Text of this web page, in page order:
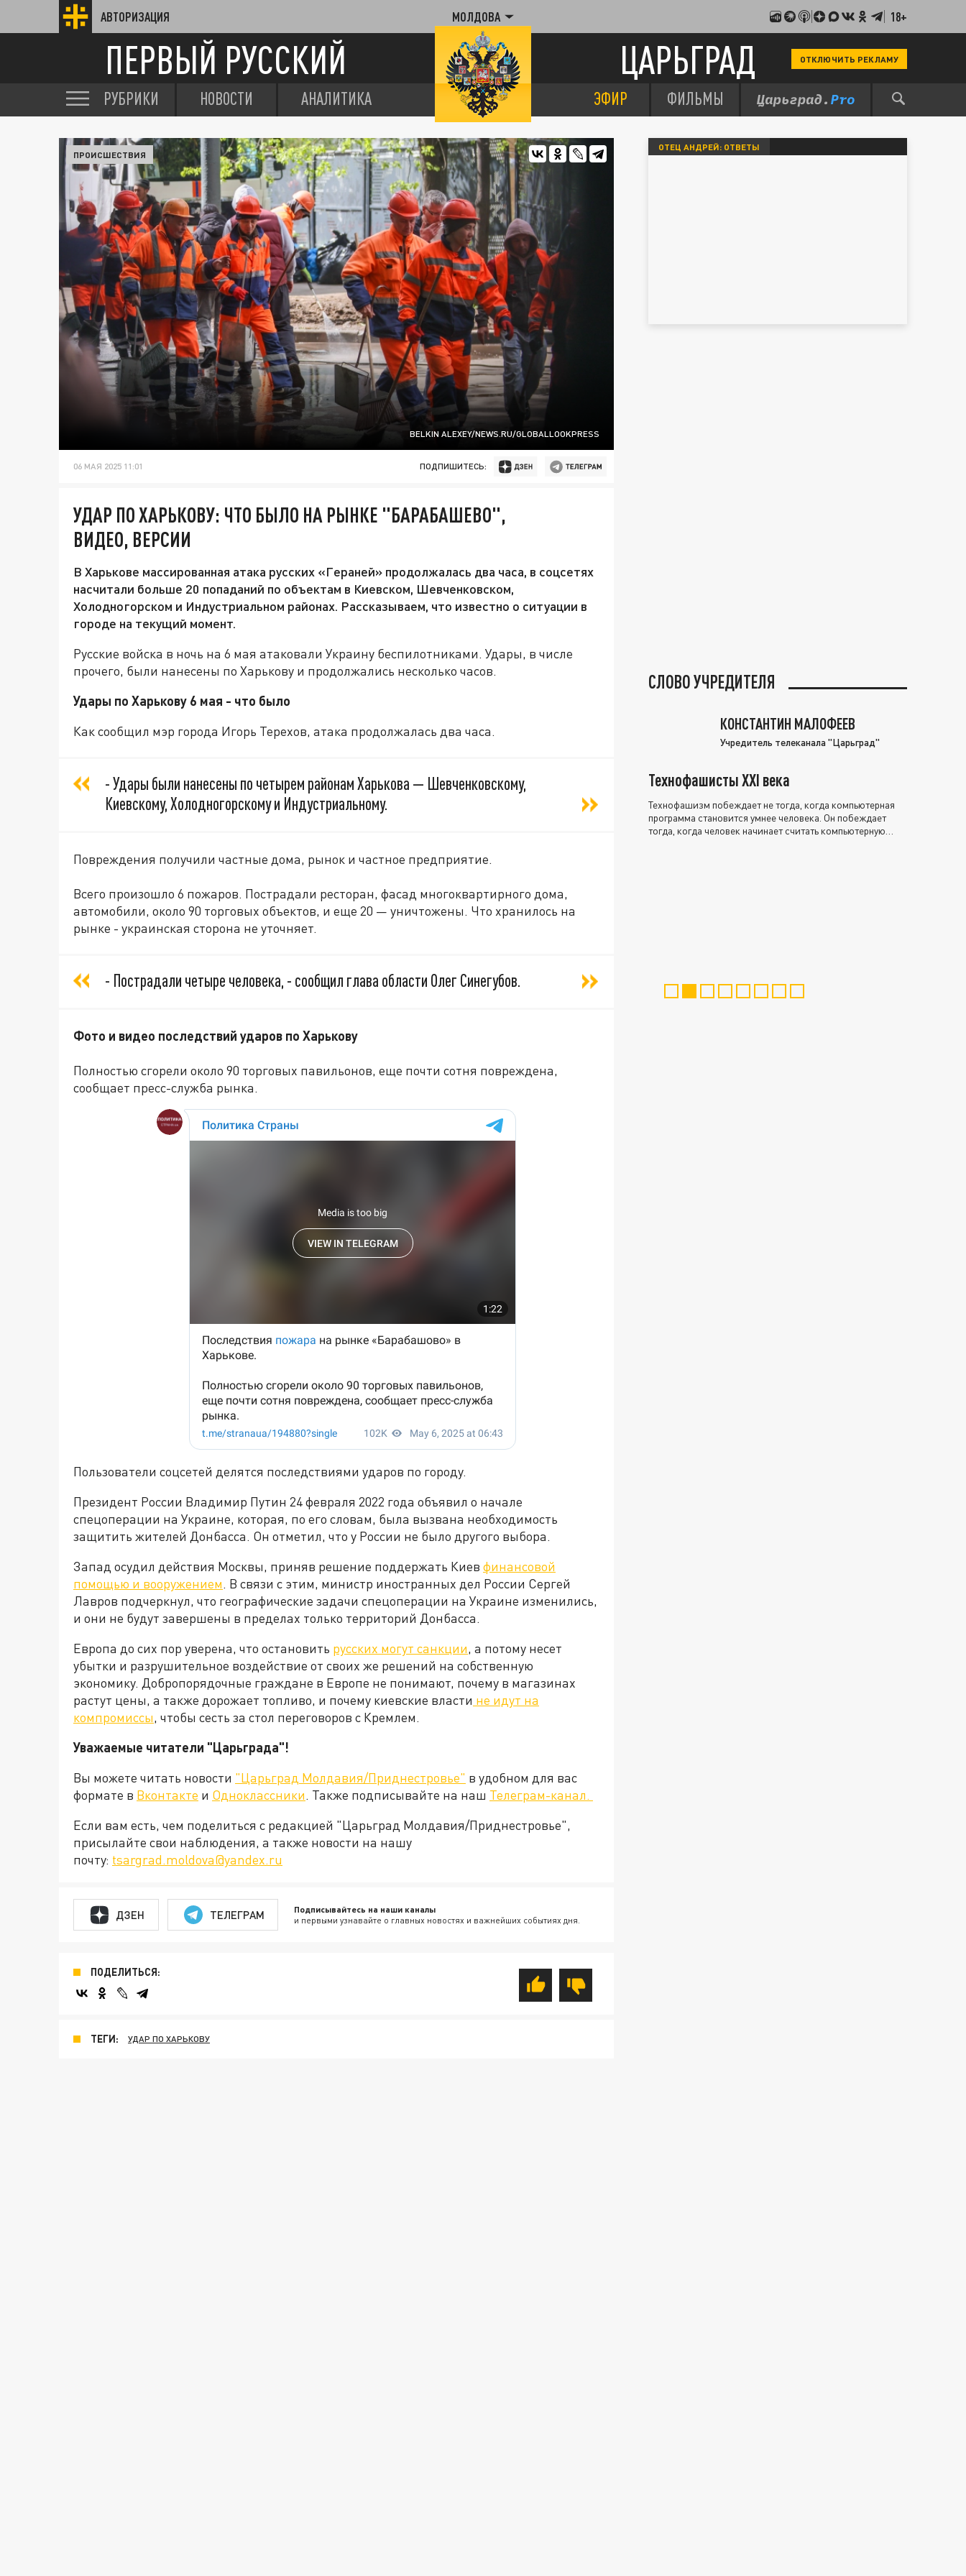
АВТОРИЗАЦИЯ МОЛДОВА 18+
ПЕРВЫЙ РУССКИЙ ЦАРЬГРАД ОТКЛЮЧИТЬ РЕКЛАМУ
РУБРИКИ НОВОСТИ АНАЛИТИКА ЭФИР ФИЛЬМЫ
BELKIN ALEXEY/NEWS.RU/GLOBALLOOKPRESS
ПРОИСШЕСТВИЯ
06 МАЯ 2025 11:01 ПОДПИШИТЕСЬ:
УДАР ПО ХАРЬКОВУ: ЧТО БЫЛО НА РЫНКЕ "БАРАБАШЕВО",
ВИДЕО, ВЕРСИИ
В Харькове массированная атака русских «Гераней» продолжалась два часа, в соцсетях
насчитали больше 20 попаданий по объектам в Киевском, Шевченковском,
Холодногорском и Индустриальном районах. Рассказываем, что известно о ситуации в
городе на текущий момент.
Русские войска в ночь на 6 мая атаковали Украину беспилотниками. Удары, в числе
прочего, были нанесены по Харькову и продолжались несколько часов.
Удары по Харькову 6 мая - что было
Как сообщил мэр города Игорь Терехов, атака продолжалась два часа.
- Удары были нанесены по четырем районам Харькова — Шевченковскому,
Киевскому, Холодногорскому и Индустриальному.
Повреждения получили частные дома, рынок и частное предприятие.
Всего произошло 6 пожаров. Пострадали ресторан, фасад многоквартирного дома,
автомобили, около 90 торговых объектов, и еще 20 — уничтожены. Что хранилось на
рынке - украинская сторона не уточняет.
- Пострадали четыре человека, - сообщил глава области Олег Синегубов.
Фото и видео последствий ударов по Харькову
Полностью сгорели около 90 торговых павильонов, еще почти сотня повреждена,
сообщает пресс-служба рынка.
Пользователи соцсетей делятся последствиями ударов по городу.
Президент России Владимир Путин 24 февраля 2022 года объявил о начале
спецоперации на Украине, которая, по его словам, была вызвана необходимость
защитить жителей Донбасса. Он отметил, что у России не было другого выбора.
Запад осудил действия Москвы, приняв решение поддержать Киев финансовой
помощью и вооружением. В связи с этим, министр иностранных дел России Сергей
Лавров подчеркнул, что географические задачи спецоперации на Украине изменились,
и они не будут завершены в пределах только территорий Донбасса.
Европа до сих пор уверена, что остановить русских могут санкции, а потому несет
убытки и разрушительное воздействие от своих же решений на собственную
экономику. Добропорядочные граждане в Европе не понимают, почему в магазинах
растут цены, а также дорожает топливо, и почему киевские власти не идут на
компромиссы, чтобы сесть за стол переговоров с Кремлем.
Уважаемые читатели "Царьграда"!
Вы можете читать новости "Царьград Молдавия/Приднестровье" в удобном для вас
формате в Вконтакте и Одноклассники. Также подписывайте на наш Телеграм-канал.
Если вам есть, чем поделиться с редакцией "Царьград Молдавия/Приднестровье",
присылайте свои наблюдения, а также новости на нашу
почту: tsargrad.moldova@yandex.ru
ДЗЕН ТЕЛЕГРАМ Подписывайтесь на наши каналы
и первыми узнавайте о главных новостях и важнейших событиях дня.
ПОДЕЛИТЬСЯ:
ТЕГИ: УДАР ПО ХАРЬКОВУ
ОТЕЦ АНДРЕЙ: ОТВЕТЫ
СЛОВО УЧРЕДИТЕЛЯ
КОНСТАНТИН МАЛОФЕЕВ
Учредитель телеканала "Царьград"
Технофашисты XXI века
Технофашизм побеждает не тогда, когда компьютерная
программа становится умнее человека. Он побеждает
тогда, когда человек начинает считать компьютерную